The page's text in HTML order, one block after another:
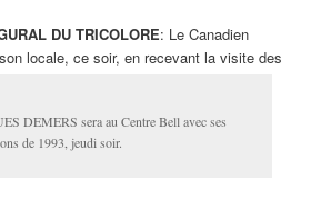
DU TRICOLORE: Le Canadien
locale, ce soir, en recevant la visite des
DEMERS sera au Centre Bell avec ses
de 1993, jeudi soir.